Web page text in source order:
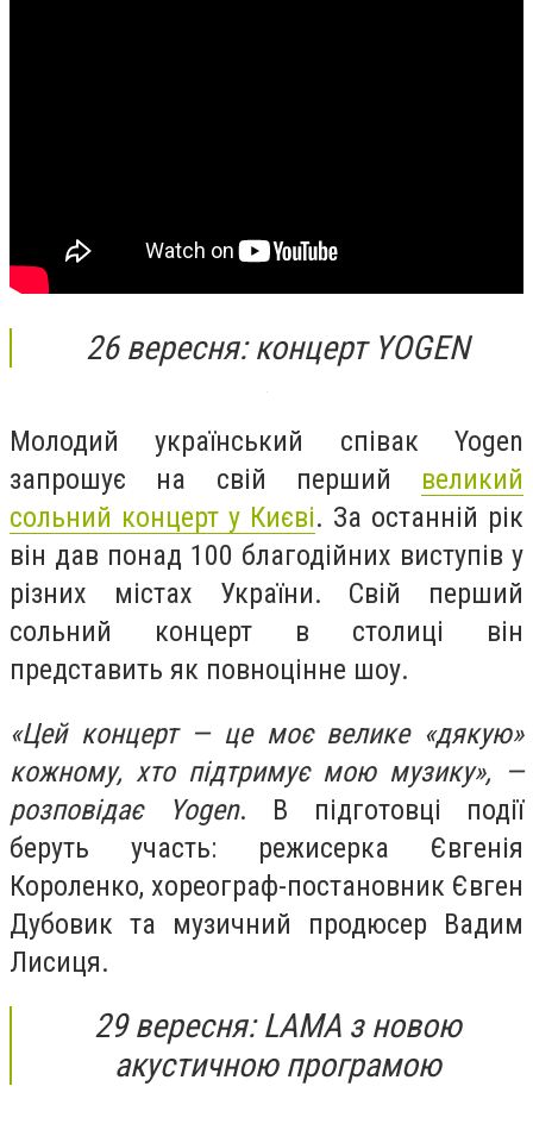
26 вересня: концерт YOGEN
Молодий український співак Yogen
запрошує на свій перший великий
сольний концерт у Києві. За останній рік
він дав понад 100 благодійних виступів у
різних містах України. Свій перший
сольний концерт в столиці він
представить як повноцінне шоу.
«Цей концерт — це моє велике «дякую»
кожному, хто підтримує мою музику», —
розповідає Yogen. В підготовці події
беруть участь: режисерка Євгенія
Короленко, хореограф-постановник Євген
Дубовик та музичний продюсер Вадим
Лисиця.
29 вересня: LAMA з новою
акустичною програмою